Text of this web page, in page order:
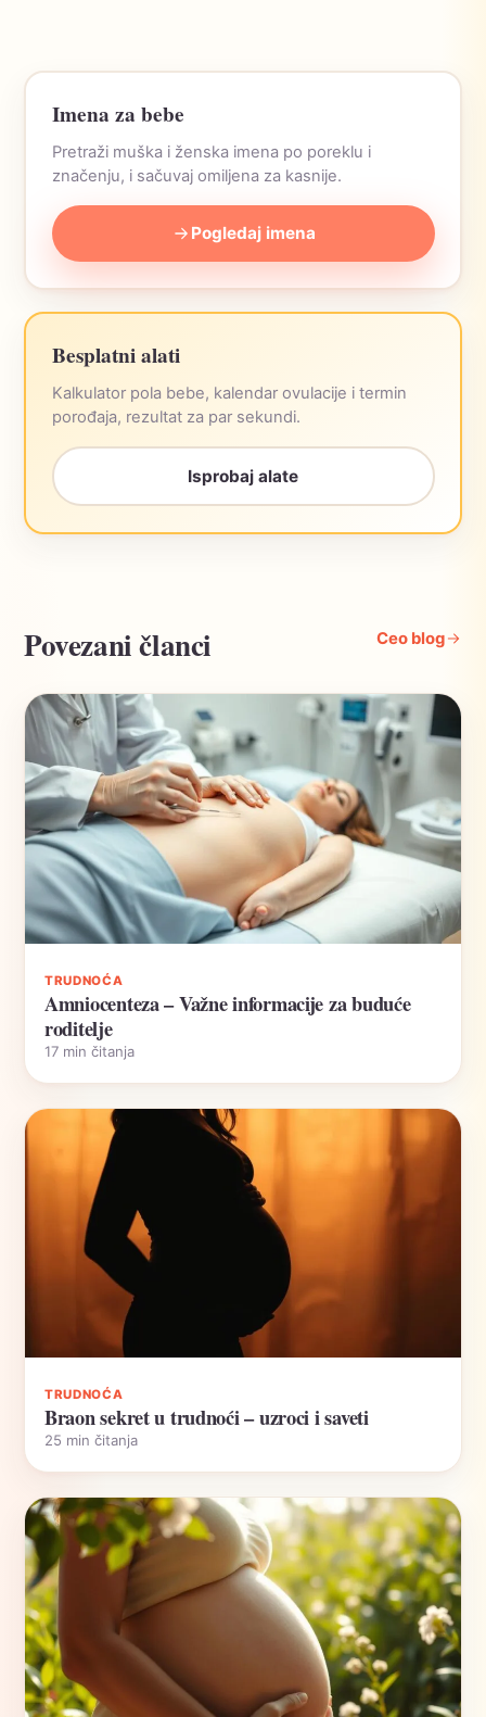
Imena za bebe
Pretraži muška i ženska imena po poreklu i
značenju, i sačuvaj omiljena za kasnije.
Pogledaj imena
Besplatni alati
Kalkulator pola bebe, kalendar ovulacije i termin
porođaja, rezultat za par sekundi.
Isprobaj alate
Povezani članci Ceo blog
TRUDNOĆA
Amniocenteza – Važne informacije za buduće
roditelje
17 min čitanja
TRUDNOĆA
Braon sekret u trudnoći – uzroci i saveti
25 min čitanja